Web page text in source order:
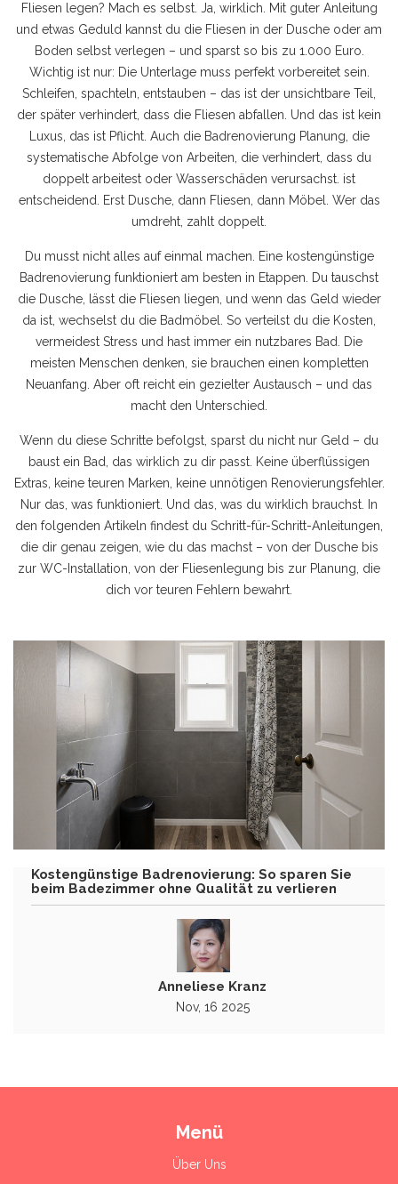
Fliesen legen? Mach es selbst. Ja, wirklich. Mit guter Anleitung
und etwas Geduld kannst du die Fliesen in der Dusche oder am
Boden selbst verlegen – und sparst so bis zu 1.000 Euro.
Wichtig ist nur: Die Unterlage muss perfekt vorbereitet sein.
Schleifen, spachteln, entstauben – das ist der unsichtbare Teil,
der später verhindert, dass die Fliesen abfallen. Und das ist kein
Luxus, das ist Pflicht. Auch die Badrenovierung Planung die
systematische Abfolge von Arbeiten, die verhindert, dass du
doppelt arbeitest oder Wasserschäden verursachst ist
entscheidend. Erst Dusche, dann Fliesen, dann Möbel. Wer das
umdreht, zahlt doppelt.
Du musst nicht alles auf einmal machen. Eine kostengünstige
Badrenovierung funktioniert am besten in Etappen. Du tauschst
die Dusche, lässt die Fliesen liegen, und wenn das Geld wieder
da ist, wechselst du die Badmöbel. So verteilst du die Kosten,
vermeidest Stress und hast immer ein nutzbares Bad. Die
meisten Menschen denken, sie brauchen einen kompletten
Neuanfang. Aber oft reicht ein gezielter Austausch – und das
macht den Unterschied.
Wenn du diese Schritte befolgst, sparst du nicht nur Geld – du
baust ein Bad, das wirklich zu dir passt. Keine überflüssigen
Extras, keine teuren Marken, keine unnötigen Renovierungsfehler.
Nur das, was funktioniert. Und das, was du wirklich brauchst. In
den folgenden Artikeln findest du Schritt-für-Schritt-Anleitungen,
die dir genau zeigen, wie du das machst – von der Dusche bis
zur WC-Installation, von der Fliesenlegung bis zur Planung, die
dich vor teuren Fehlern bewahrt.
Kostengünstige Badrenovierung: So sparen Sie
beim Badezimmer ohne Qualität zu verlieren
Anneliese Kranz
Nov, 16 2025
Menü
Über Uns